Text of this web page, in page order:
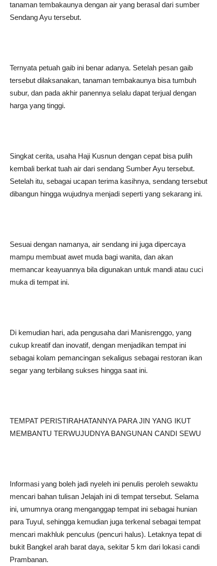
tanaman tembakaunya dengan air yang berasal dari sumber
Sendang Ayu tersebut.
Ternyata petuah gaib ini benar adanya. Setelah pesan gaib
tersebut dilaksanakan, tanaman tembakaunya bisa tumbuh
subur, dan pada akhir panennya selalu dapat terjual dengan
harga yang tinggi.
Singkat cerita, usaha Haji Kusnun dengan cepat bisa pulih
kembali berkat tuah air dari sendang Sumber Ayu tersebut.
Setelah itu, sebagai ucapan terima kasihnya, sendang tersebut
dibangun hingga wujudnya menjadi seperti yang sekarang ini.
Sesuai dengan namanya, air sendang ini juga dipercaya
mampu membuat awet muda bagi wanita, dan akan
memancar keayuannya bila digunakan untuk mandi atau cuci
muka di tempat ini.
Di kemudian hari, ada pengusaha dari Manisrenggo, yang
cukup kreatif dan inovatif, dengan menjadikan tempat ini
sebagai kolam pemancingan sekaligus sebagai restoran ikan
segar yang terbilang sukses hingga saat ini.
TEMPAT PERISTIRAHATANNYA PARA JIN YANG IKUT
MEMBANTU TERWUJUDNYA BANGUNAN CANDI SEWU
Informasi yang boleh jadi nyeleh ini penulis peroleh sewaktu
mencari bahan tulisan Jelajah ini di tempat tersebut. Selama
ini, umumnya orang menganggap tempat ini sebagai hunian
para Tuyul, sehingga kemudian juga terkenal sebagai tempat
mencari makhluk penculus (pencuri halus). Letaknya tepat di
bukit Bangkel arah barat daya, sekitar 5 km dari lokasi candi
Prambanan.